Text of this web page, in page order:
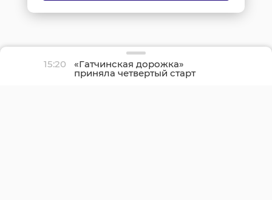
15:20 «Гатчинская дорожка»
приняла четвертый старт
сезона на открытом